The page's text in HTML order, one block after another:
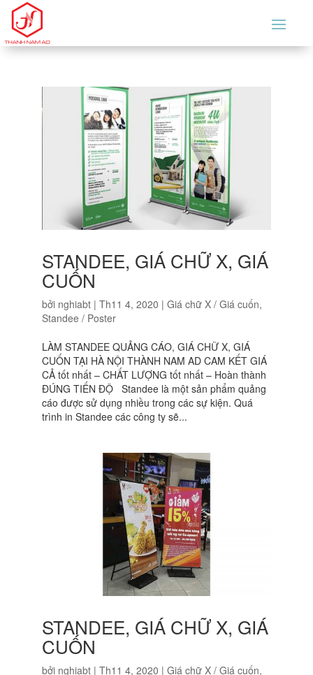
STANDEE, GIÁ CHỮ X, GIÁ
CUỐN
bởi nghiabt| Th11 4, 2020 | Giá chữ X / Giá cuốn,
Standee / Poster
LÀM STANDEE QUẢNG CÁO, GIÁ CHỮ X, GIÁ
CUỐN TẠI HÀ NỘI THÀNH NAM AD CAM KẾT GIÁ
CẢ tốt nhất – CHẤT LƯỢNG tốt nhất – Hoàn thành
ĐÚNG TIẾN ĐỘ Standee là một sản phẩm quảng
cáo được sử dụng nhiều trong các sự kiện. Quá
trình in Standee các công ty sẽ...
STANDEE, GIÁ CHỮ X, GIÁ
CUỐN
bởi nghiabt| Th11 4, 2020 | Giá chữ X / Giá cuốn,